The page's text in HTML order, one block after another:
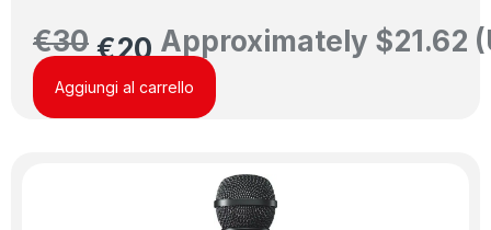
€30 €20 Approximately $21.62
Aggiungi al carrello